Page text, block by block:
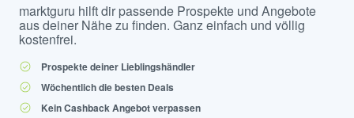
marktguru hilft dir passende Prospekte und Angebote
aus deiner Nähe zu finden. Ganz einfach und völlig
kostenfrei.
Prospekte deiner Lieblingshändler
Wöchentlich die besten Deals
Kein Cashback Angebot verpassen